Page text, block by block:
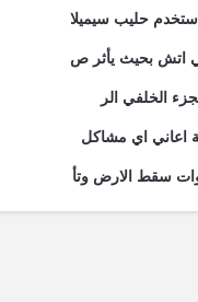
اتش بحيث يأثر ص
الخلفي الر